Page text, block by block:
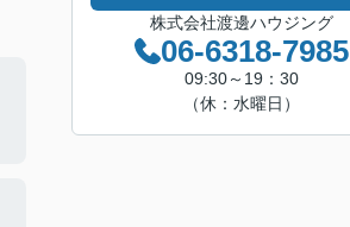
株式会社渡邊ハウジング
06-6318-7985
09:30～19：30
（休：水曜日）